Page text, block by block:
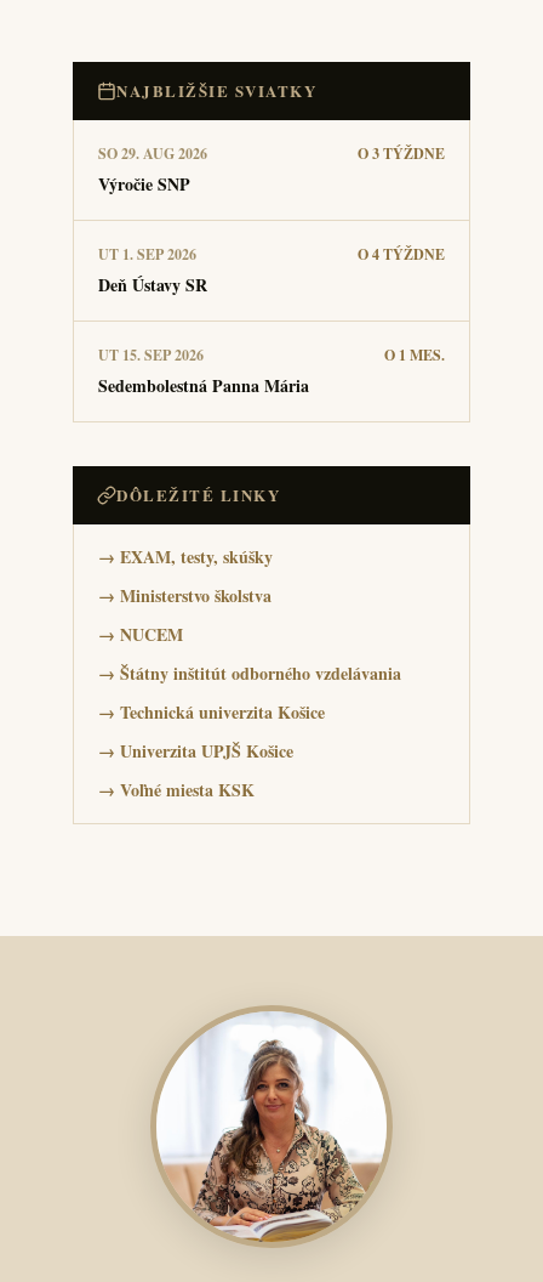
NAJBLIŽŠIE SVIATKY
SO 29. AUG 2026 O 3 TÝŽDNE
Výročie SNP
UT 1. SEP 2026 O 4 TÝŽDNE
Deň Ústavy SR
UT 15. SEP 2026 O 1 MES.
Sedembolestná Panna Mária
DÔLEŽITÉ LINKY
→ EXAM, testy, skúšky
→ Ministerstvo školstva
→ NUCEM
→ Štátny inštitút odborného vzdelávania
→ Technická univerzita Košice
→ Univerzita UPJŠ Košice
→ Voľné miesta KSK